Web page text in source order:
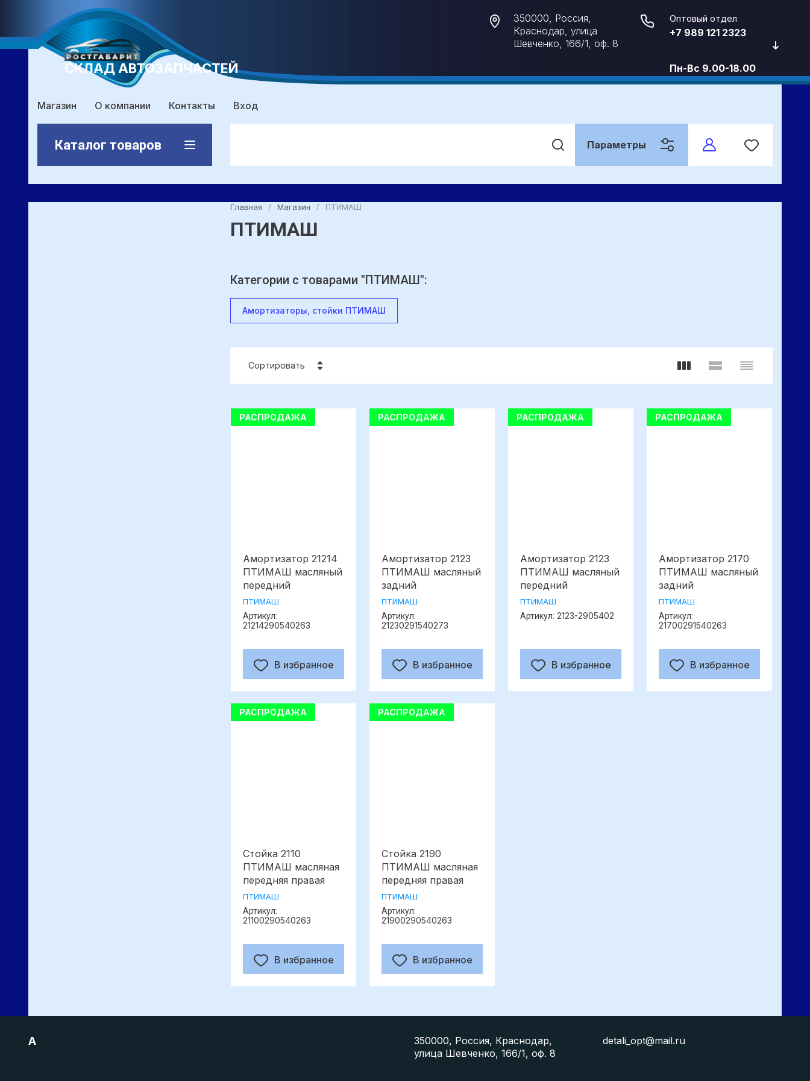
СКЛАД АВТОЗАПЧАСТЕЙ
350000, Россия,
Краснодар, улица
Шевченко, 166/1, оф. 8
Оптовый отдел
+7 989 121 2323
Пн-Вс 9.00-18.00
Магазин О компании Контакты Вход
Каталог товаров Параметры
Главная / Магазин / ПТИМАШ
ПТИМАШ
Категории с товарами "ПТИМАШ":
Амортизаторы, стойки ПТИМАШ
Сортировать
Цена - возрастание
РАСПРОДАЖА
Амортизатор 21214
ПТИМАШ масляный
передний
ПТИМАШ
Артикул:
21214290540263
В избранное
РАСПРОДАЖА
Амортизатор 2123
ПТИМАШ масляный
задний
ПТИМАШ
Артикул:
21230291540273
В избранное
РАСПРОДАЖА
Амортизатор 2123
ПТИМАШ масляный
передний
ПТИМАШ
Артикул: 2123-2905402
В избранное
РАСПРОДАЖА
Амортизатор 2170
ПТИМАШ масляный
задний
ПТИМАШ
Артикул:
21700291540263
В избранное
РАСПРОДАЖА
Стойка 2110
ПТИМАШ масляная
передняя правая
ПТИМАШ
Артикул:
21100290540263
В избранное
РАСПРОДАЖА
Стойка 2190
ПТИМАШ масляная
передняя правая
ПТИМАШ
Артикул:
21900290540263
В избранное
A
350000, Россия, Краснодар,
улица Шевченко, 166/1, оф. 8
detali_opt@mail.ru